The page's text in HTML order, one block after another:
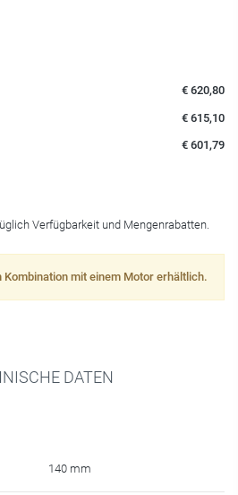
€ 620,80
€ 615,10
€ 601,79
Verfügbarkeit und Mengenrabatten.
Kombination mit einem Motor erhältlich.
DATEN
140 mm